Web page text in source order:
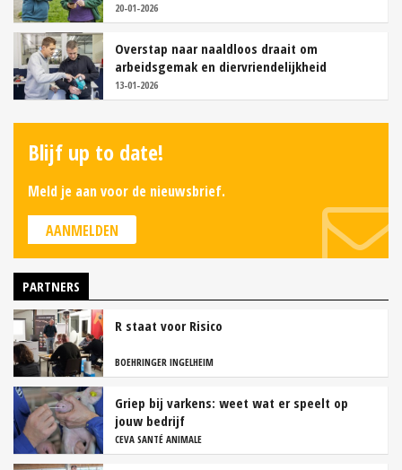
20-01-2026
Overstap naar naaldloos draait om
arbeidsgemak en diervriendelijkheid
13-01-2026
Blijf up to date!
Meld je aan voor de nieuwsbrief.
AANMELDEN
PARTNERS
R staat voor Risico
BOEHRINGER INGELHEIM
Griep bij varkens: weet wat er speelt op
jouw bedrijf
CEVA SANTÉ ANIMALE